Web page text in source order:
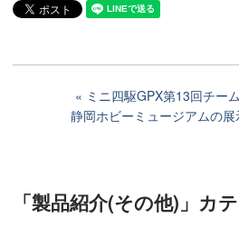
ミニ四駆GPX第13回チー
静岡ホビーミュージアムの
「製品紹介(その他)」カ